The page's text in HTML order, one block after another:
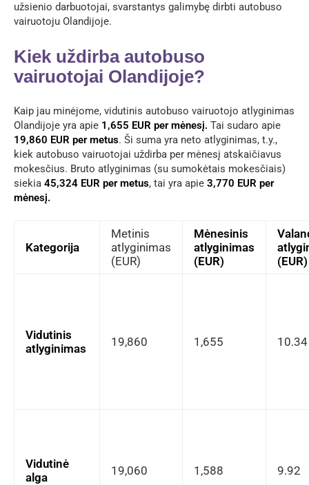
užsienio darbuotojai, svarstantys galimybę dirbti autobuso
vairuotoju Olandijoje.
Kiek uždirba autobuso
vairuotojai Olandijoje?
Kaip jau minėjome, vidutinis autobuso vairuotojo atlyginimas
Olandijoje yra apie 1,655 EUR per mėnesį. Tai sudaro apie
19,860 EUR per metus. Ši suma yra neto atlyginimas, t.y.,
kiek autobuso vairuotojai uždirba per mėnesį atskaičiavus
mokesčius. Bruto atlyginimas (su sumokėtais mokesčiais)
siekia 45,324 EUR per metus, tai yra apie 3,770 EUR per
mėnesį.
Kategorija
Metinis
atlyginimas
(EUR)
Mėnesinis
atlyginimas
(EUR)
(EUR)
Vidutinis
atlyginimas
19,860 1,655 10.34
Vidutinė
alga
19,060 1,588 9.92